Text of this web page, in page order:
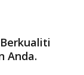
Anda.